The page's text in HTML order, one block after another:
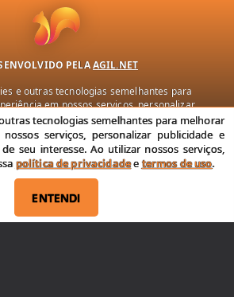
PELAAGIL.NET
e outras tecnologias semelhantes para
em nossos serviços, personalizar
conteúdo de seu interesse. Ao utilizar
concorda com nossa política de privacidade e
termos de uso.
de Privacidade Termos de uso
tecnologias semelhantes para melhorar
serviços, personalizar publicidade e
seu interesse. Ao utilizar nossos serviços,
política de privacidadeetermos de uso.
ENTENDI